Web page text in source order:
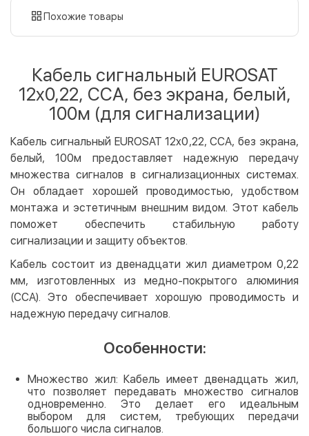
картой
LiqPay
Apple Pay
Google Pay
Безналичный расчет
Оплата на карту юр.лица
Оплата на счет юр.лица
Бесплатно
Кредит
Мгновенная рассрочка (Приватбанк)
Покупка частями (Монобанк)
Похожие товары
Кабель сигнальный EUROSAT
12x0,22, ССА, без экрана, белый,
100м (для сигнализации)
Кабель сигнальный EUROSAT 12x0,22, ССА, без экрана,
белый, 100м предоставляет надежную передачу
множества сигналов в сигнализационных системах.
Он обладает хорошей проводимостью, удобством
монтажа и эстетичным внешним видом. Этот кабель
поможет обеспечить стабильную работу
сигнализации и защиту объектов.
Кабель состоит из двенадцати жил диаметром 0,22
мм, изготовленных из медно-покрытого алюминия
(ССА). Это обеспечивает хорошую проводимость и
надежную передачу сигналов.
Особенности:
Множество жил: Кабель имеет двенадцать жил,
что позволяет передавать множество сигналов
одновременно. Это делает его идеальным
выбором для систем, требующих передачи
большого числа сигналов.